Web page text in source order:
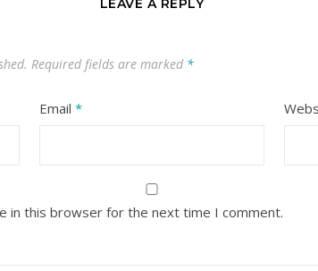
LEAVE A REPLY
Required fields are marked *
Email*
in this browser for the next time I comment.